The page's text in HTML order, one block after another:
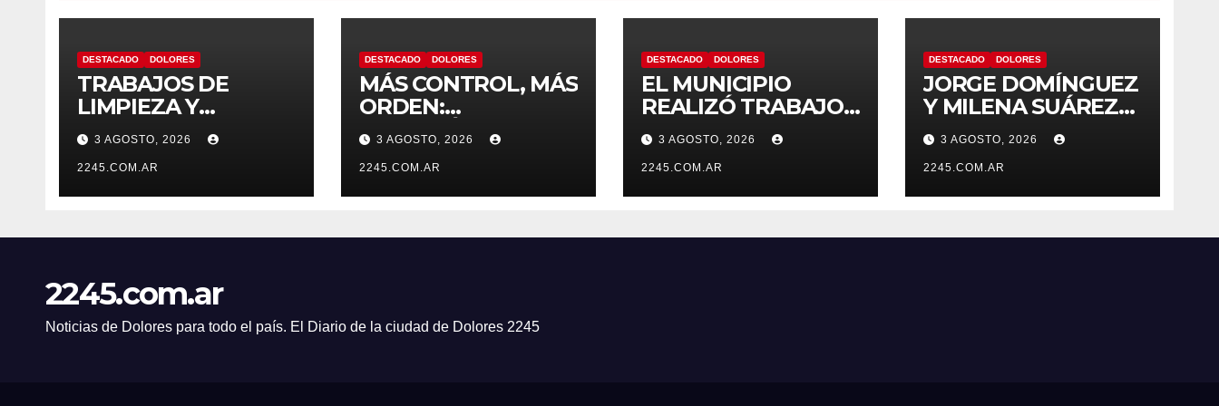
DESTACADO DOLORES
TRABAJOS DE
LIMPIEZA Y
MANTENIMIENTO
EN EL CANAL LA
PICASA
3 AGOSTO, 2026
2245.COM.AR
DESTACADO DOLORES
MÁS CONTROL, MÁS
ORDEN:
CONTINÚAN LOS
OPERATIVOS
PREVENTIVOS DE
TRÁNSITO EN
3 AGOSTO, 2026
2245.COM.AR
DESTACADO DOLORES
EL MUNICIPIO
REALIZÓ TRABAJOS
DE PINTURA EN LA
ESCUELA N.º 10
3 AGOSTO, 2026
2245.COM.AR
DESTACADO DOLORES
JORGE DOMÍNGUEZ
Y MILENA SUÁREZ
INTENSIFICAN LA
AGENDA
OPOSITORA EN
DOLORES CON UNA
DENUNCIAS Y
3 AGOSTO, 2026
2245.COM.AR
2245.com.ar
Noticias de Dolores para todo el país. El Diario de la ciudad de Dolores 2245